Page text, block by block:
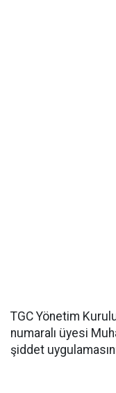
TGC Yönetim
numaralı üyesi
şiddet